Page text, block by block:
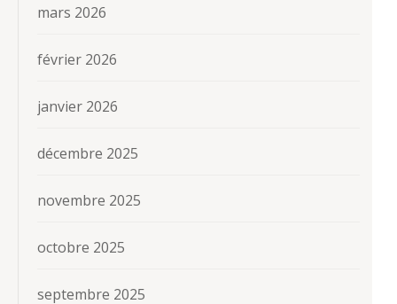
mars 2026
février 2026
janvier 2026
décembre 2025
novembre 2025
octobre 2025
septembre 2025